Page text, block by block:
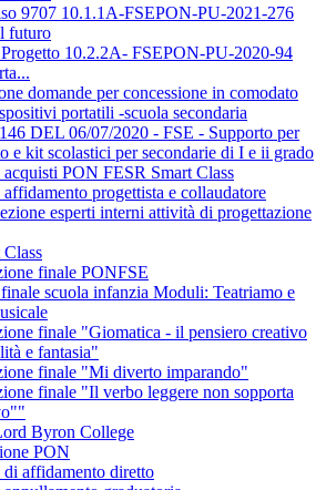
9707 10.1.1A-FSEPON-PU-2021-276
futuro
10.2.2A- FSEPON-PU-2020-94
domande per concessione in comodato
portatili -scuola secondaria
DEL 06/07/2020 - FSE - Supporto per
e kit scolastici per secondarie di I e ii grado
PON FESR Smart Class
progettista e collaudatore
esperti interni attività di progettazione
Class
finale PONFSE
scuola infanzia Moduli: Teatriamo e
finale "Giomatica - il pensiero creativo
e fantasia"
finale "Mi diverto imparando"
finale "Il verbo leggere non sopporta
Byron College
PON
di affidamento diretto